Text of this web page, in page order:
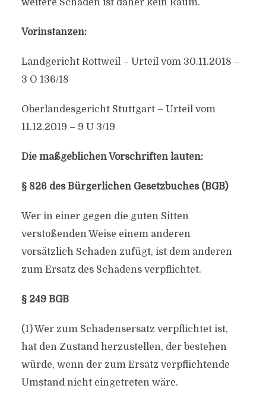
weitere Schäden ist daher kein Raum.
Vorinstanzen:
Landgericht Rottweil – Urteil vom 30.11.2018 –
3 O 136/18
Oberlandesgericht Stuttgart – Urteil vom
11.12.2019 – 9 U 3/19
Die maßgeblichen Vorschriften lauten:
§ 826 des Bürgerlichen Gesetzbuches (BGB)
Wer in einer gegen die guten Sitten
verstoßenden Weise einem anderen
vorsätzlich Schaden zufügt, ist dem anderen
zum Ersatz des Schadens verpflichtet.
§ 249 BGB
(1) Wer zum Schadensersatz verpflichtet ist,
hat den Zustand herzustellen, der bestehen
würde, wenn der zum Ersatz verpflichtende
Umstand nicht eingetreten wäre.